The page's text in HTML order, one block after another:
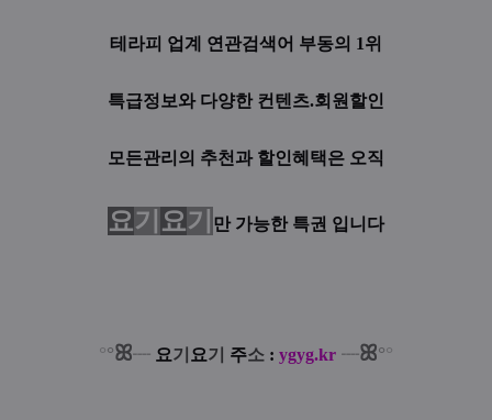
테라피 업계 연관검색어 부동의 1위
특급정보와 다양한 컨텐츠.회원할인
모든관리의 추천과 할인혜택은 오직
요기 요기 만 가능한 특권 입니다
°°ꕤ┈ 요기 요기 주소 : ygyg.kr ┈ꕤ°°